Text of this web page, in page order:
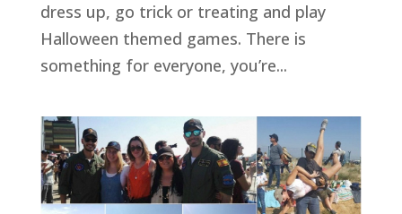
dress up, go trick or treating and play
Halloween themed games. There is
something for everyone, you’re...